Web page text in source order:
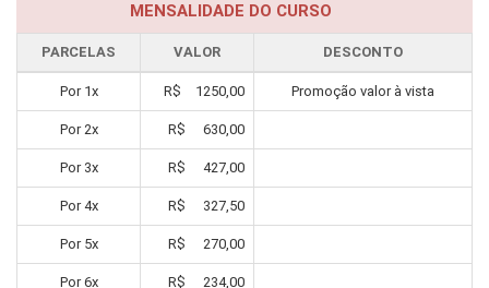
MENSALIDADE DO CURSO
PARCELAS VALOR DESCONTO
Por 1x R$ 1250,00 Promoção valor à vista
Por2x R$ 630,00
Por 3x R$ 427,00
Por4x R$ 327,50
Por 5x R$ 270,00
Por6x R$ 234,00